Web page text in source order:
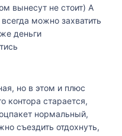
вынесут не стоит) А
можно захватить
деньги
но в этом и плюс
контора старается,
нормальный,
съездить отдохнуть,